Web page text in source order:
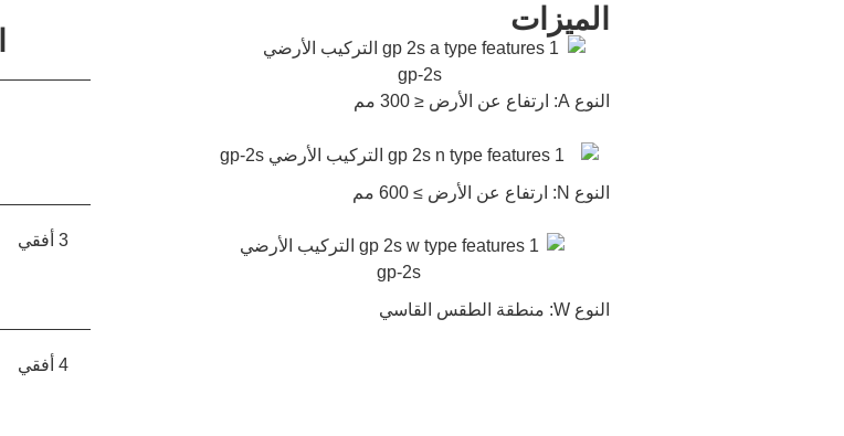
الميزات
النوع A: ارتفاع عن الأرض ≤ 300 مم
النوع N: ارتفاع عن الأرض ≥ 600 مم
النوع W: منطقة الطقس القاسي
3 أفقي
4 أفقي